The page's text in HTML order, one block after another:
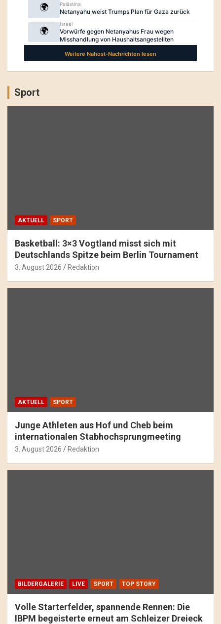
Sport
AKTUELL SPORT
Basketball: 3×3 Vogtland misst sich mit
Deutschlands Spitze beim Berlin Tournament
3. August 2026 Redaktion
AKTUELL SPORT
Junge Athleten aus Hof und Cheb beim
internationalen Stabhochsprungmeeting
3. August 2026 Redaktion
BILDERGALERIE LIVE SPORT TOP STORY
Volle Starterfelder, spannende Rennen: Die
IBPM begeisterte erneut am Schleizer Dreieck